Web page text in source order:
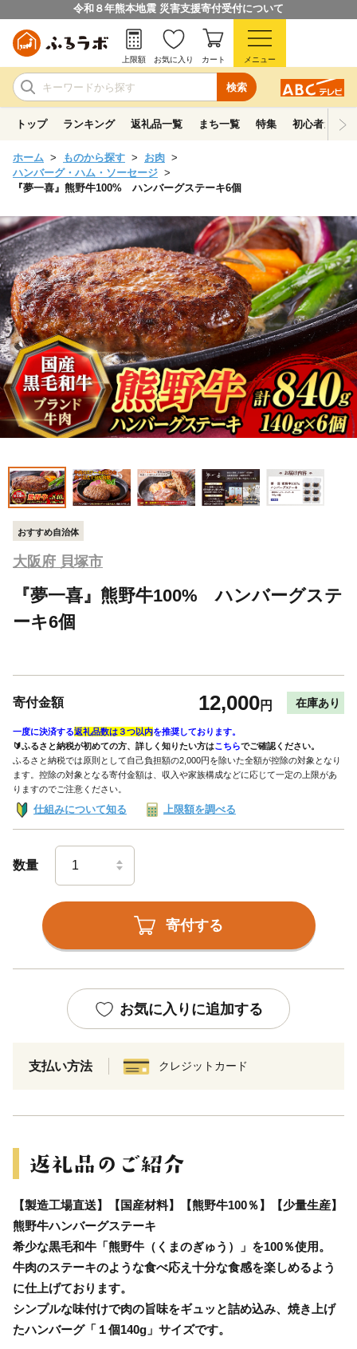
令和８年熊本地震 災害支援寄付受付について
検索
上限額 お気に入り カート メニュー
トップ ランキング 返礼品一覧 まち一覧 特集 初心者ガイド
ホーム ものから探す
お肉
ハンバーグ・ハム・ソーセージ
『夢一喜』熊野牛100% ハンバーグステーキ6個
おすすめ自治体
大阪府 貝塚市
『夢一喜』熊野牛100% ハンバーグステ
ーキ6個
寄付金額 12,000円 在庫あり
一度に決済する返礼品数は３つ以内を推奨しております。
🔰ふるさと納税が初めての方、詳しく知りたい方はこちらでご確認ください。
ふるさと納税では原則として自己負担額の2,000円を除いた全額が控除の対象となり
ます。控除の対象となる寄付金額は、収入や家族構成などに応じて一定の上限があ
りますのでご注意ください。
仕組みについて知る 上限額を調べる
数量
寄付する
お気に入りに追加する
支払い方法 クレジットカード
【製造工場直送】【国産材料】【熊野牛100％】【少量生産】
熊野牛ハンバーグステーキ
希少な黒毛和牛「熊野牛（くまのぎゅう）」を100％使用。
牛肉のステーキのような食べ応え十分な食感を楽しめるよう
に仕上げております。
シンプルな味付けで肉の旨味をギュッと詰め込み、焼き上げ
たハンバーグ「１個140g」サイズです。